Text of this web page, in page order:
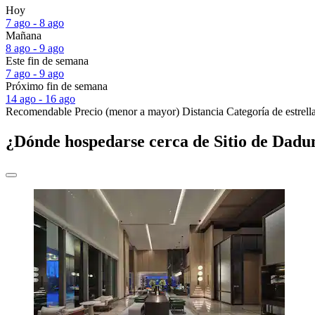
Hoy
7 ago - 8 ago
Mañana
8 ago - 9 ago
Este fin de semana
7 ago - 9 ago
Próximo fin de semana
14 ago - 16 ago
Recomendable Precio (menor a mayor) Distancia Categoría de
¿Dónde hospedarse cerca de Sitio de